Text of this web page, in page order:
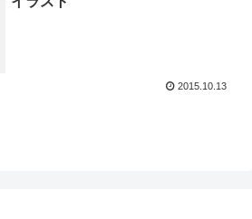
2015.10.13